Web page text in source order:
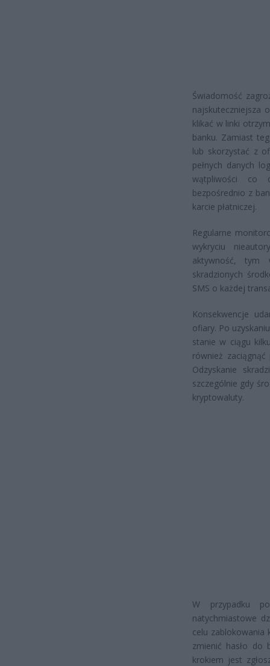
Świadomość
najskuteczniejsza
klikać w linki
banku. Zamiast
lub skorzystać z
pełnych danych
wątpliwości co
bezpośrednio z
karcie płatniczej.
Regularne
wykryciu
aktywność, tym
skradzionych
SMS o każdej
Konsekwencje
ofiary. Po
stanie w ciągu
również
Odzyskanie
szczególnie gdy
kryptowaluty.
W przypadku
natychmiastowe
celu zablokowania
zmienić hasło do
krokiem jest